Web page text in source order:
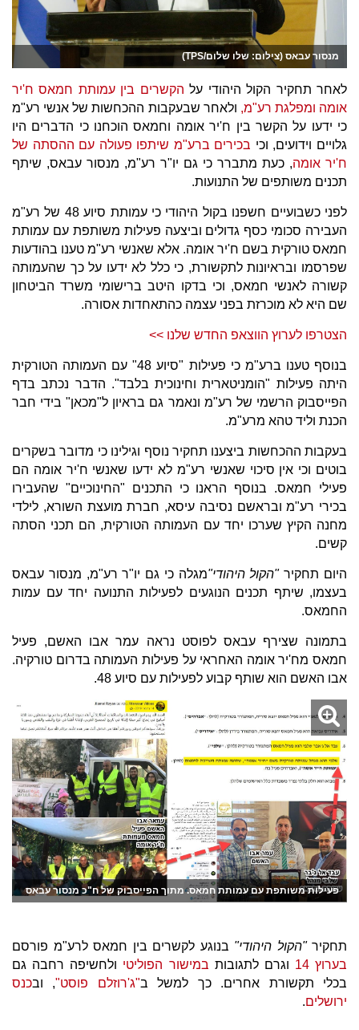
מנסור עבאס (צילום: שלו שלום/TPS)
לאחר תחקיר הקול היהודי על הקשרים בין עמותת חמאס ח'יר
אומה ומפלגת רע"מ, ולאחר שבעקבות ההכחשות של אנשי רע"מ
כי ידעו על הקשר בין ח'יר אומה וחמאס הוכחנו כי הדברים היו
גלויים וידועים, וכי בכירים ברע"מ שיתפו פעולה עם ההסתה של
ח'יר אומה, כעת מתברר כי גם יו"ר רע"מ, מנסור עבאס, שיתף
תכנים משותפים של התנועות.
לפני כשבועיים חשפנו בקול היהודי כי עמותת סיוע 48 של רע"מ
העבירה סכומי כסף גדולים וביצעה פעילות משותפת עם עמותת
חמאס טורקית בשם ח'יר אומה. אלא שאנשי רע"מ טענו בהודעות
שפרסמו ובראיונות לתקשורת, כי כלל לא ידעו על כך שהעמותה
קשורה לאנשי חמאס, וכי בדקו היטב ברישומי משרד הביטחון
שם היא לא מוכרזת בפני עצמה כהתאחדות אסורה.
הצטרפו לערוץ הווצאפ החדש שלנו >>
בנוסף טענו ברע"מ כי פעילות "סיוע 48" עם העמותה הטורקית
היתה פעילות "הומניטארית וחינוכית בלבד". הדבר נכתב בדף
הפייסבוק הרשמי של רע"מ ונאמר גם בראיון ל"מכאן" בידי חבר
הכנת וליד טהא מרע"מ.
בעקבות ההכחשות ביצענו תחקיר נוסף וגילינו כי מדובר בשקרים
בוטים וכי אין סיכוי שאנשי רע"מ לא ידעו שאנשי ח'יר אומה הם
פעילי חמאס. בנוסף הראנו כי התכנים "החינוכיים" שהעבירו
בכירי רע"מ ובראשם נסיבה עיסא, חברת מועצת השורא, לילדי
מחנה הקיץ שערכו יחד עם העמותה הטורקית, הם תכני הסתה
קשים.
היום תחקיר"הקול היהודי"מגלה כי גם יו"ר רע"מ, מנסור עבאס
בעצמו, שיתף תכנים הנוגעים לפעילות התנועה יחד עם עמות
החמאס.
בתמונה שצירף עבאס לפוסט נראה עמר אבו האשם, פעיל
חמאס מח'יר אומה האחראי על פעילות העמותה בדרום טורקיה.
אבו האשם הוא שותף קבוע לפעילות עם סיוע 48.
פעילות משותפת עם עמותת חמאס. מתוך הפייסבוק של ח"כ מנסור עבאס
תחקיר"הקול היהודי" בנוגע לקשרים בין חמאס לרע"מ פורסם
בערוץ 14
וגרם לתגובות במישור הפוליטי ולחשיפה רחבה גם
בכלי תקשורת אחרים. כך למשל ב"ג'רוזלם פוסט", ובכנס
ירושלים.